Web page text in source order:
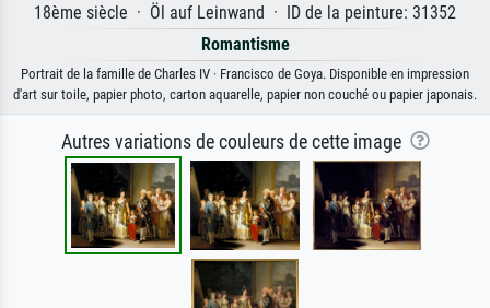
18ème siècle · Öl auf Leinwand · ID de la peinture: 31352
Romantisme
Portrait de la famille de Charles IV · Francisco de Goya. Disponible en impression
d'art sur toile, papier photo, carton aquarelle, papier non couché ou papier japonais.
Autres variations de couleurs de cette image